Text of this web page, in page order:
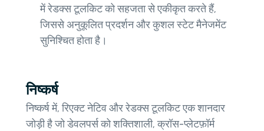
में रेडक्स टूलकिट को सहजता से एकीकृत करते हैं,
जिससे अनुकूलित प्रदर्शन और कुशल स्टेट मैनेजमेंट
सुनिश्चित होता है।
निष्कर्ष
निष्कर्ष में, रिएक्ट नेटिव और रेडक्स टूलकिट एक शानदार
जोड़ी है जो डेवलपर्स को शक्तिशाली, क्रॉस-प्लेटफ़ॉर्म